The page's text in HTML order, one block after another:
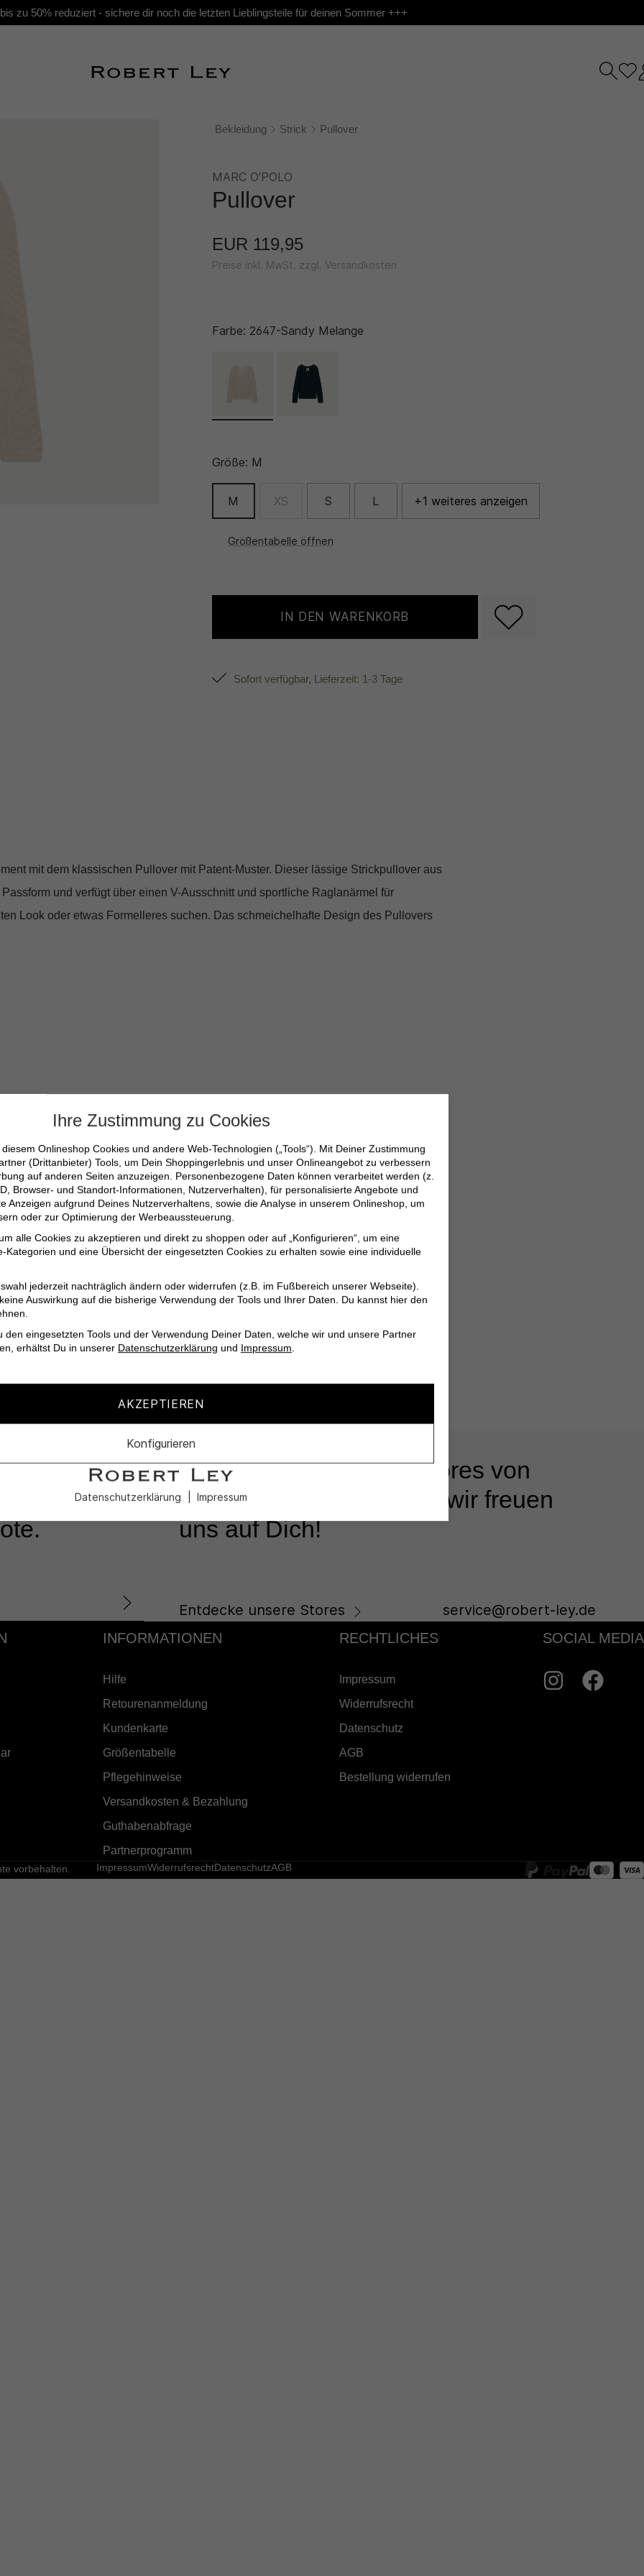
zu 50% reduziert - sichere dir noch die letzten Lieblingsteile für deinen Sommer +++
Bekleidung Strick Pullover
MARC O'POLO
Pullover
EUR 119,95
Preise inkl. MwSt. zzgl. Versandkosten
Farbe: 2647-Sandy Melange
Größe: M
M XS S L +1 weiteres anzeigen
Größentabelle öffnen
IN DEN WARENKORB
Sofort verfügbar, Lieferzeit: 1-3 Tage
mit dem klassischen Pullover mit Patent-Muster. Dieser lässige Strickpullover aus
und verfügt über einen V-Ausschnitt und sportliche Raglanärmel für
Look oder etwas Formelleres suchen. Das schmeichelhafte Design des Pullovers
M
die
KUNDENSERVICE
Lass Dich in unseren Stores von
unseren Profis beraten - wir freuen
uns auf Dich!
Entdecke unsere Stores service@robert-ley.de
INFORMATIONEN
Hilfe
Retourenanmeldung
Kundenkarte
Größentabelle
Pflegehinweise
Versandkosten & Bezahlung
Guthabenabfrage
Partnerprogramm
RECHTLICHES
Impressum
Widerrufsrecht
Datenschutz
AGB
Bestellung widerrufen
SOCIAL MEDIA
vorbehalten. ImpressumWiderrufsrechtDatenschutzAGB
Ihre Zustimmung zu Cookies
Onlineshop Cookies und andere Web-Technologien („Tools“). Mit Deiner Zustimmung
(Drittanbieter) Tools, um Dein Shoppingerlebnis und unser Onlineangebot zu verbessern
auf anderen Seiten anzuzeigen. Personenbezogene Daten können verarbeitet werden (z.
Browser- und Standort-Informationen, Nutzerverhalten), für personalisierte Angebote und
Anzeigen aufgrund Deines Nutzerverhaltens, sowie die Analyse in unserem Onlineshop, um
oder zur Optimierung der Werbeaussteuerung.
alle Cookies zu akzeptieren und direkt zu shoppen oder auf „Konfigurieren“, um eine
Kategorien und eine Übersicht der eingesetzten Cookies zu erhalten sowie eine individuelle
jederzeit nachträglich ändern oder widerrufen (z.B. im Fußbereich unserer Webseite).
Auswirkung auf die bisherige Verwendung der Tools und Ihrer Daten. Du kannst hier den
den eingesetzten Tools und der Verwendung Deiner Daten, welche wir und unsere Partner
erhältst Du in unserer Datenschutzerklärung und Impressum.
AKZEPTIEREN
Konfigurieren
Datenschutzerklärung Impressum